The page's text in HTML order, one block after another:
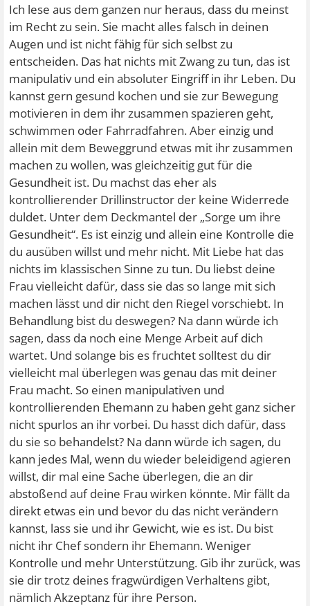
Ich lese aus dem ganzen nur heraus, dass du meinst
im Recht zu sein. Sie macht alles falsch in deinen
Augen und ist nicht fähig für sich selbst zu
entscheiden. Das hat nichts mit Zwang zu tun, das ist
manipulativ und ein absoluter Eingriff in ihr Leben. Du
kannst gern gesund kochen und sie zur Bewegung
motivieren in dem ihr zusammen spazieren geht,
schwimmen oder Fahrradfahren. Aber einzig und
allein mit dem Beweggrund etwas mit ihr zusammen
machen zu wollen, was gleichzeitig gut für die
Gesundheit ist. Du machst das eher als
kontrollierender Drillinstructor der keine Widerrede
duldet. Unter dem Deckmantel der „Sorge um ihre
Gesundheit“. Es ist einzig und allein eine Kontrolle die
du ausüben willst und mehr nicht. Mit Liebe hat das
nichts im klassischen Sinne zu tun. Du liebst deine
Frau vielleicht dafür, dass sie das so lange mit sich
machen lässt und dir nicht den Riegel vorschiebt. In
Behandlung bist du deswegen? Na dann würde ich
sagen, dass da noch eine Menge Arbeit auf dich
wartet. Und solange bis es fruchtet solltest du dir
vielleicht mal überlegen was genau das mit deiner
Frau macht. So einen manipulativen und
kontrollierenden Ehemann zu haben geht ganz sicher
nicht spurlos an ihr vorbei. Du hasst dich dafür, dass
du sie so behandelst? Na dann würde ich sagen, du
kann jedes Mal, wenn du wieder beleidigend agieren
willst, dir mal eine Sache überlegen, die an dir
abstoßend auf deine Frau wirken könnte. Mir fällt da
direkt etwas ein und bevor du das nicht verändern
kannst, lass sie und ihr Gewicht, wie es ist. Du bist
nicht ihr Chef sondern ihr Ehemann. Weniger
Kontrolle und mehr Unterstützung. Gib ihr zurück, was
sie dir trotz deines fragwürdigen Verhaltens gibt,
nämlich Akzeptanz für ihre Person.